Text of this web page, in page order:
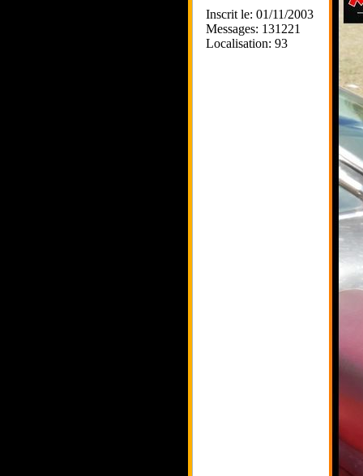
Inscrit le: 01/11/2003
Messages: 131221
Localisation: 93